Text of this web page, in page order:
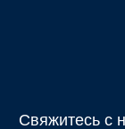
Свяжитесь с